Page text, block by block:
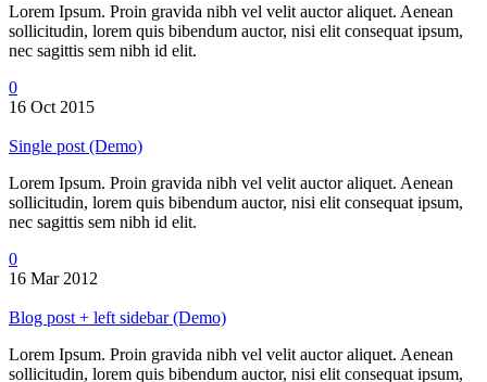
Lorem Ipsum. Proin gravida nibh vel velit auctor aliquet. Aenean
sollicitudin, lorem quis bibendum auctor, nisi elit consequat ipsum,
nec sagittis sem nibh id elit.
0
16 Oct 2015
Single post (Demo)
Lorem Ipsum. Proin gravida nibh vel velit auctor aliquet. Aenean
sollicitudin, lorem quis bibendum auctor, nisi elit consequat ipsum,
nec sagittis sem nibh id elit.
0
16 Mar 2012
Blog post + left sidebar (Demo)
Lorem Ipsum. Proin gravida nibh vel velit auctor aliquet. Aenean
sollicitudin, lorem quis bibendum auctor, nisi elit consequat ipsum,